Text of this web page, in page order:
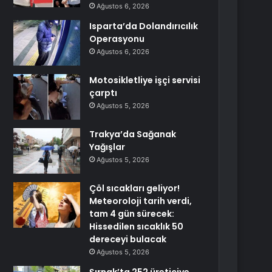
Ağustos 6, 2026
Isparta’da Dolandırıcılık
Operasyonu
Ağustos 6, 2026
Motosikletliye işçi servisi
çarptı
Ağustos 5, 2026
Trakya’da Sağanak
Yağışlar
Ağustos 5, 2026
Çöl sıcakları geliyor!
Meteoroloji tarih verdi,
tam 4 gün sürecek:
Hissedilen sıcaklık 50
dereceyi bulacak
Ağustos 5, 2026